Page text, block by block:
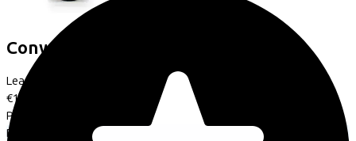
Conway
Leaseprijs p/m vanaf
€100,61
Prijs
Bespaar